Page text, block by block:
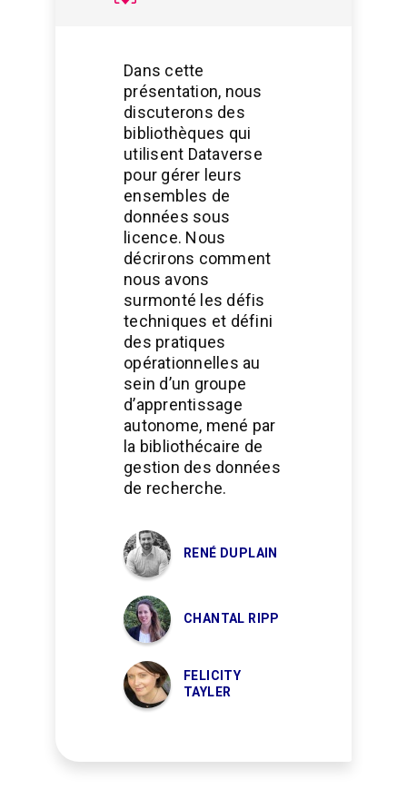
Dans cette
présentation, nous
discuterons des
bibliothèques qui
utilisent Dataverse
pour gérer leurs
ensembles de
données sous
licence. Nous
décrirons comment
nous avons
surmonté les défis
techniques et défini
des pratiques
opérationnelles au
sein d’un groupe
d’apprentissage
autonome, mené par
la bibliothécaire de
gestion des données
de recherche.
RENÉ DUPLAIN
CHANTAL RIPP
FELICITY
TAYLER